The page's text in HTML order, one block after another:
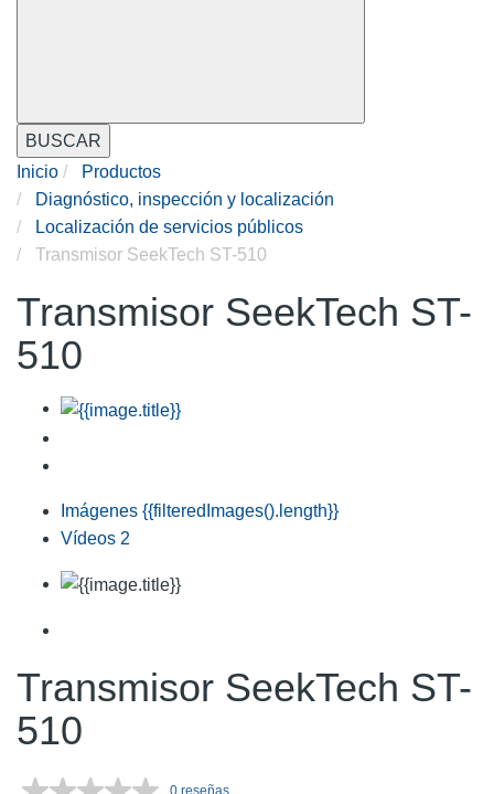
BUSCAR
Inicio
Productos
Diagnóstico, inspección y localización
Localización de servicios públicos
Transmisor SeekTech ST-510
Transmisor SeekTech ST-
510
Imágenes {{filteredImages().length}}
Vídeos 2
Transmisor SeekTech ST-
510
0 reseñas